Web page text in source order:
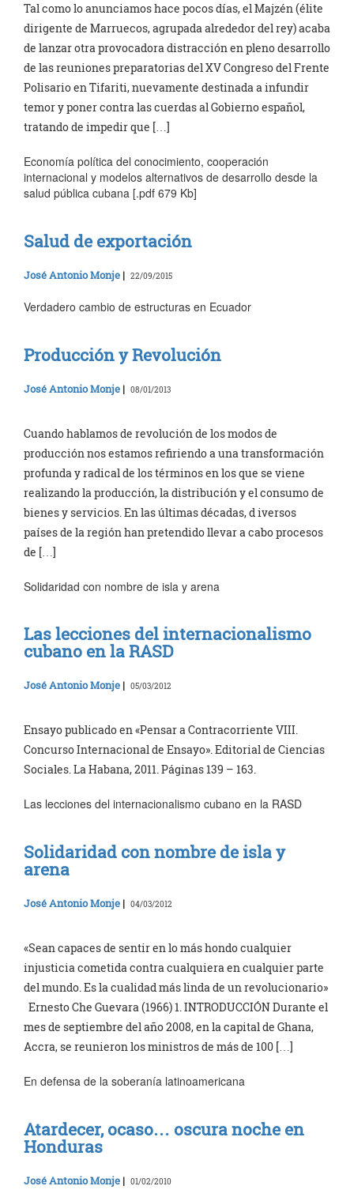
Tal como lo anunciamos hace pocos días, el Majzén (élite
dirigente de Marruecos, agrupada alrededor del rey) acaba
de lanzar otra provocadora distracción en pleno desarrollo
de las reuniones preparatorias del XV Congreso del Frente
Polisario en Tifariti, nuevamente destinada a infundir
temor y poner contra las cuerdas al Gobierno español,
tratando de impedir que […]
Economía política del conocimiento, cooperación
internacional y modelos alternativos de desarrollo desde la
salud pública cubana [.pdf 679 Kb]
Salud de exportación
José Antonio Monje | 22/09/2015
Verdadero cambio de estructuras en Ecuador
Producción y Revolución
José Antonio Monje | 08/01/2013
Cuando hablamos de revolución de los modos de
producción nos estamos refiriendo a una transformación
profunda y radical de los términos en los que se viene
realizando la producción, la distribución y el consumo de
bienes y servicios. En las últimas décadas, d iversos
países de la región han pretendido llevar a cabo procesos
de […]
Solidaridad con nombre de isla y arena
Las lecciones del internacionalismo
cubano en la RASD
José Antonio Monje | 05/03/2012
Ensayo publicado en «Pensar a Contracorriente VIII.
Concurso Internacional de Ensayo». Editorial de Ciencias
Sociales. La Habana, 2011. Páginas 139 – 163.
Las lecciones del internacionalismo cubano en la RASD
Solidaridad con nombre de isla y
arena
José Antonio Monje | 04/03/2012
«Sean capaces de sentir en lo más hondo cualquier
injusticia cometida contra cualquiera en cualquier parte
del mundo. Es la cualidad más linda de un revolucionario»
Ernesto Che Guevara (1966) 1. INTRODUCCIÓN Durante el
mes de septiembre del año 2008, en la capital de Ghana,
Accra, se reunieron los ministros de más de 100 […]
En defensa de la soberanía latinoamericana
Atardecer, ocaso… oscura noche en
Honduras
José Antonio Monje | 01/02/2010